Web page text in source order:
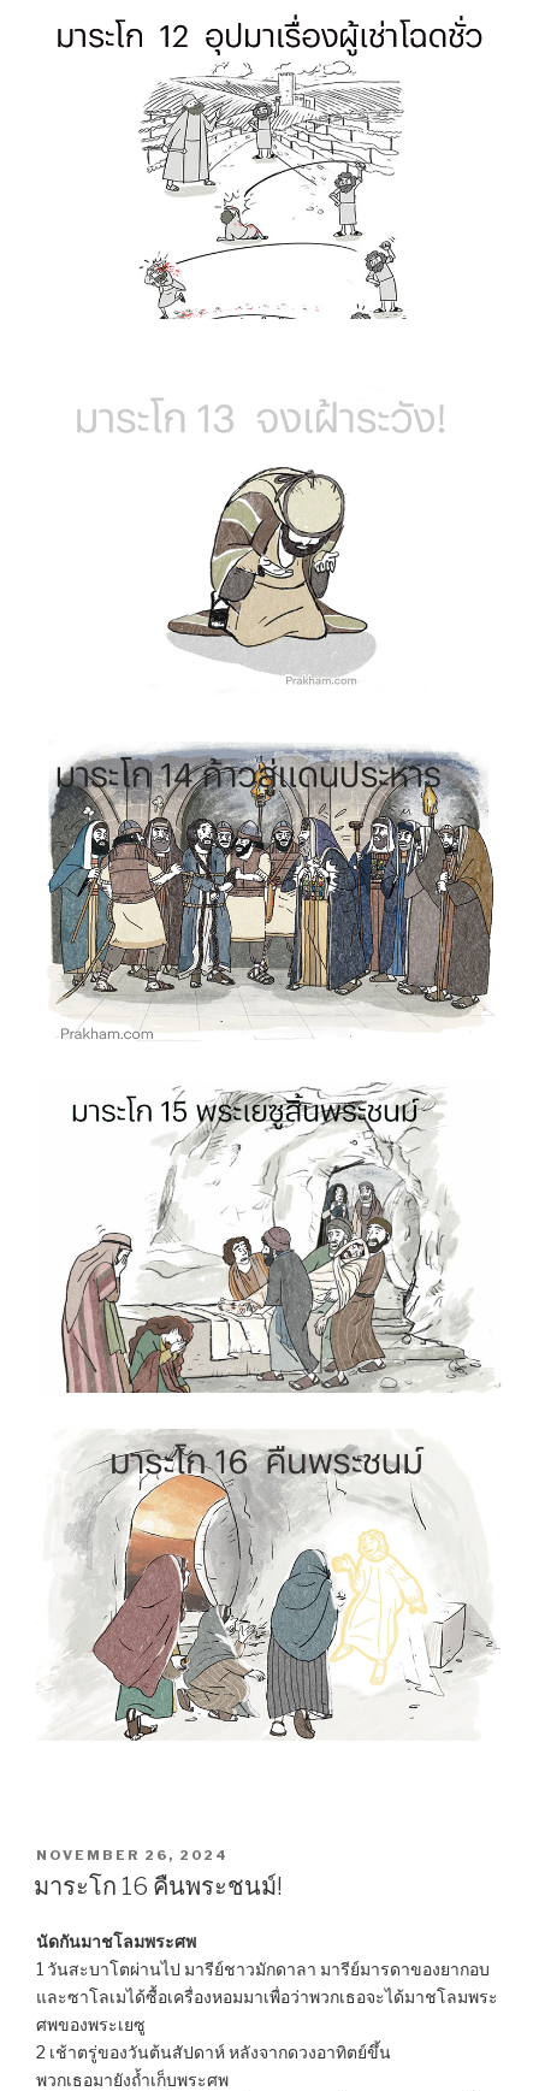
POSTED
NOVEMBER 26, 2024
มาระโก 16 คืนพระชนม์!
นัดกันมาชโลมพระศพ
1 วันสะบาโตผ่านไป มารีย์ชาวมักดาลา มารีย์มารดาของยากอบ
และซาโลเมได้ซื้อเครื่องหอมมาเพื่อว่าพวกเธอจะได้มาชโลมพระ
ศพของพระเยซู
2 เช้าตรู่ของวันต้นสัปดาห์ หลังจากดวงอาทิตย์ขึ้น
พวกเธอมายังถ้ำเก็บพระศพ